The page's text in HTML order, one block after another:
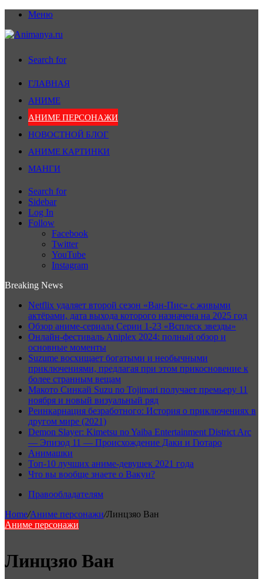
Меню
Search for
ГЛАВНАЯ
АНИМЕ
АНИМЕ ПЕРСОНАЖИ
НОВОСТНОЙ БЛОГ
АНИМЕ КАРТИНКИ
МАНГИ
Search for
Sidebar
Log In
Follow
Facebook
Twitter
YouTube
Instagram
Breaking News
Netflix удаляет второй сезон «Ван-Пис» с живыми
актёрами, дата выхода которого назначена на 2025 год
Обзор аниме-сериала Серии 1-23 «Всплеск звезды»
Онлайн-фестиваль Aniplex 2024: полный обзор и
основные моменты
Suzume восхищает богатыми и необычными
приключениями, предлагая при этом прикосновение к
более странным вещам
Макото Синкай Suzu no Tojimari получает премьеру 11
ноября и новый визуальный ряд
Реинкарнация безработного: История о приключениях в
другом мире (2021)
Demon Slayer: Kimetsu no Yaiba Entertainment District Arc
— Эпизод 11 — Происхождение Даки и Гютаро
Анимашки
Топ-10 лучших аниме-девушек 2021 года
Что вы вообще знаете о Вакуи?
Правообладателям
Home/Аниме персонажи/Линцзяо Ван
Аниме персонажи
Линцзяо Ван